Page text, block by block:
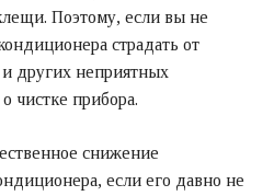
Поэтому, если вы не
страдать от
и других неприятных
чистке прибора.
снижение
если его давно не